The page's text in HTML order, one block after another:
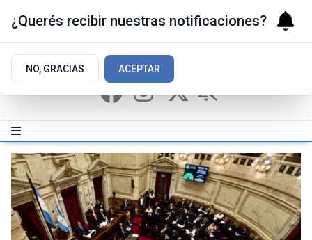
¿Querés recibir nuestras notificaciones?
NO, GRACIAS ACEPTAR